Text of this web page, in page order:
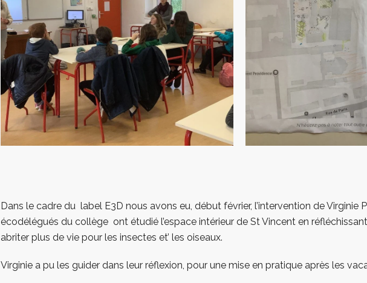
Dans le cadre du label E3D nous avons eu, début février, l’intervention de Virginie
écodélégués du collège ont étudié l’espace intérieur de St Vincent en
abriter plus de vie pour les insectes et’ les oiseaux.
Virginie a pu les guider dans leur réflexion, pour une mise en pratique après les